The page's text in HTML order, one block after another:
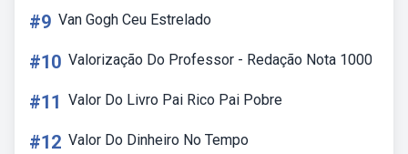
#9 Van Gogh Ceu Estrelado
#10 Valorização Do Professor - Redação Nota 1000
#11 Valor Do Livro Pai Rico Pai Pobre
#12 Valor Do Dinheiro No Tempo